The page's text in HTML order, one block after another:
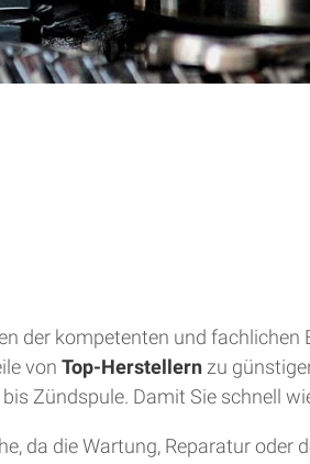
der kompetenten und fachlichen
von Top-Herstellern zu
Zündspule. Damit Sie schnell
da die Wartung, Reparatur oder